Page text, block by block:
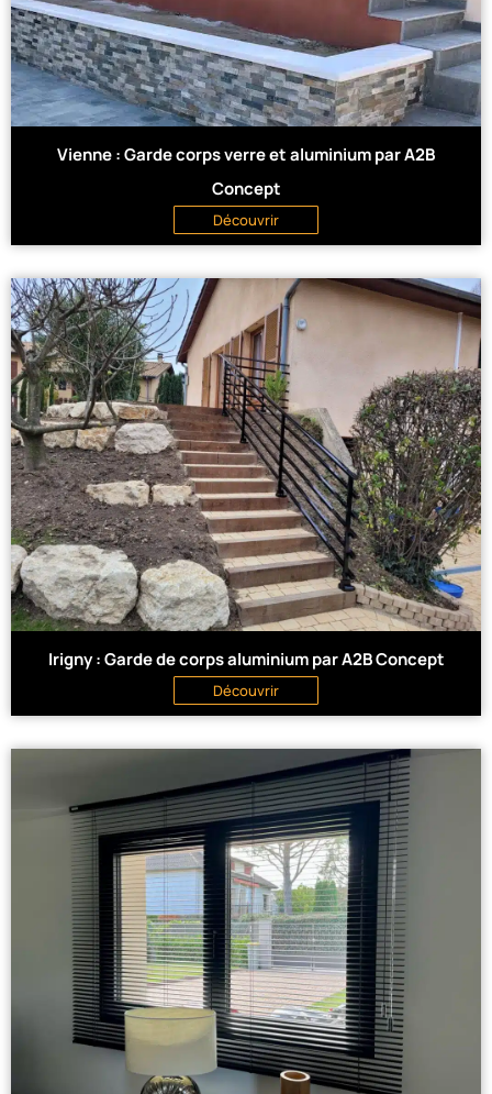
Vienne : Garde corps verre et aluminium par A2B
Concept
Découvrir
Irigny : Garde de corps aluminium par A2B Concept
Découvrir